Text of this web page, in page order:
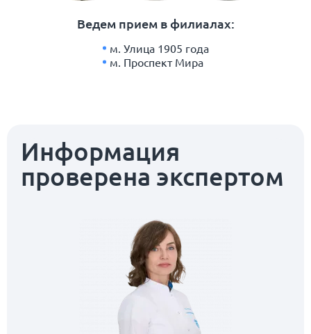
Ведем прием в филиалах:
м. Улица 1905 года
м. Проспект Мира
Информация
проверена экспертом